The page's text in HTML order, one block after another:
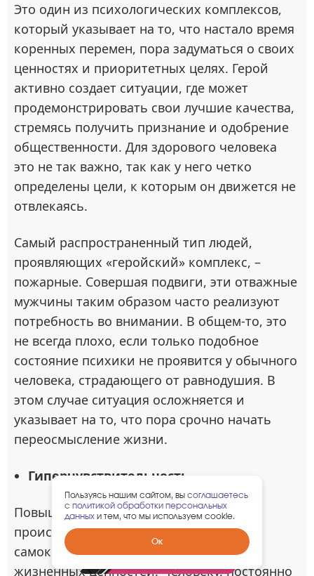
Это один из психологических комплексов,
который указывает на то, что настало время
коренных перемен, пора задуматься о своих
ценностях и приоритетных целях. Герой
активно создает ситуации, где может
продемонстрировать свои лучшие качества,
стремясь получить признание и одобрение
общественности. Для здорового человека
это не так важно, так как у него четко
определены цели, к которым он движется не
отвлекаясь.
Самый распространенный тип людей,
проявляющих «геройский» комплекс, –
пожарные. Совершая подвиги, эти отважные
мужчины таким образом часто реализуют
потребность во внимании. В общем-то, это
не всегда плохо, если только подобное
состояние психики не проявится у обычного
человека, страдающего от равнодушия. В
этом случае ситуация осложняется и
указывает на то, что пора срочно начать
переосмысление жизни.
Гиперчувствительность.
Повышенная чувствительность к
происходящему связана с чрезмерной
самокритичностью и низким уровнем
жизненных ценностей. Человеку, постоянно
Забрать
гарантированный
Пользуясь нашим сайтом, вы соглашаетесь
с политикой обработки персональных
данных и тем, что мы используем cookie.
Ок